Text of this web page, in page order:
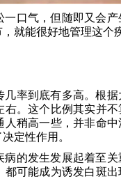
一口气，但随即又会
就能很好地管理这个
几率到底有多高。根
。这个比例其实并
人稍高一些，并非命
定性作用。
病的发生发展起着至
可能成为诱发白斑